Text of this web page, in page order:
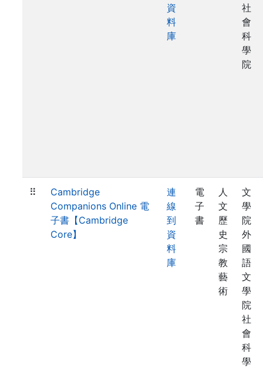
資
料
庫
社
會
科
學
院
⠿
Cambridge
Companions Online 電
子書【Cambridge
Core】
連
線
到
資
料
庫
電
子
書
人
文
歷
史
宗
教
藝
術
文
學
院
外
國
語
文
學
院
社
會
科
學